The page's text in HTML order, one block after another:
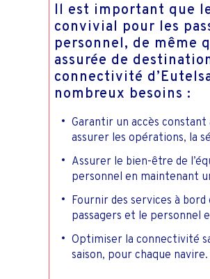
Il est important que
convivial pour les
personnel, de même
assurée de
connectivité
nombreux besoins :
Garantir un accès
assurer les opérations, la
Assurer le bien-être de
personnel en maintenant
Fournir des services à
passagers et le personnel
Optimiser la connectivité
saison, pour chaque navire.